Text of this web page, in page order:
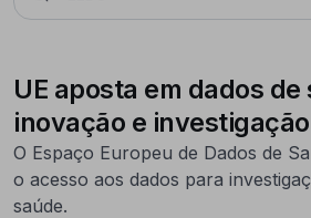
UE aposta em dados
inovação e investigação
O Espaço Europeu de Dados de
o acesso aos dados para
saúde.